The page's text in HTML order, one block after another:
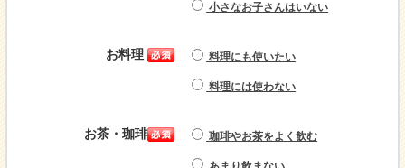
小さなお子さんはいない
お料理 料理にも使いたい
料理には使わない
お茶・珈琲 珈琲やお茶をよく飲む